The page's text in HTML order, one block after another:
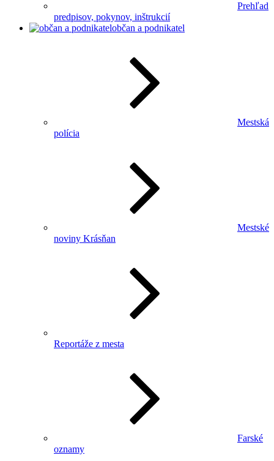
Prehľad
predpisov, pokynov, inštrukcií
občan a podnikatel
Mestská
polícia
Mestské
noviny Krásňan
Reportáže z mesta
Farské
oznamy